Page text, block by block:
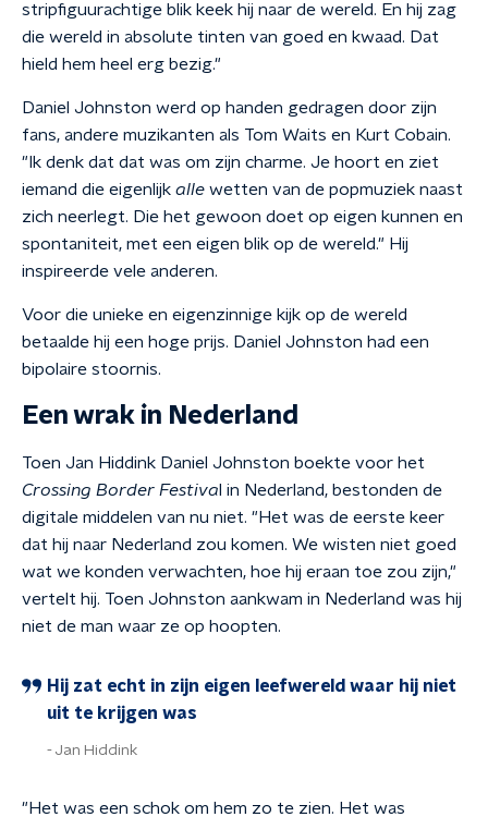
stripfiguurachtige blik keek hij naar de wereld. En hij zag
die wereld in absolute tinten van goed en kwaad. Dat
hield hem heel erg bezig."
Daniel Johnston werd op handen gedragen door zijn
fans, andere muzikanten als Tom Waits en Kurt Cobain.
" Ik denk dat dat was om zijn charme. Je hoort en ziet
iemand die eigenlijk alle wetten van de popmuziek naast
zich neerlegt. Die het gewoon doet op eigen kunnen en
spontaniteit, met een eigen blik op de wereld." Hij
inspireerde vele anderen.
Voor die unieke en eigenzinnige kijk op de wereld
betaalde hij een hoge prijs. Daniel Johnston had een
bipolaire stoornis.
Een wrak in Nederland
Toen Jan Hiddink Daniel Johnston boekte voor het
Crossing Border Festiva l in Nederland, bestonden de
digitale middelen van nu niet. "Het was de eerste keer
dat hij naar Nederland zou komen. We wisten niet goed
wat we konden verwachten, hoe hij eraan toe zou zijn,"
vertelt hij. Toen Johnston aankwam in Nederland was hij
niet de man waar ze op hoopten.
Hij zat echt in zijn eigen leefwereld waar hij niet
uit te krijgen was
Jan Hiddink
"Het was een schok om hem zo te zien. Het was